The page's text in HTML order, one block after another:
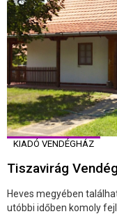
KIADÓ VENDÉGHÁZ
Tiszavirág
Heves megyében
utóbbi időben komoly